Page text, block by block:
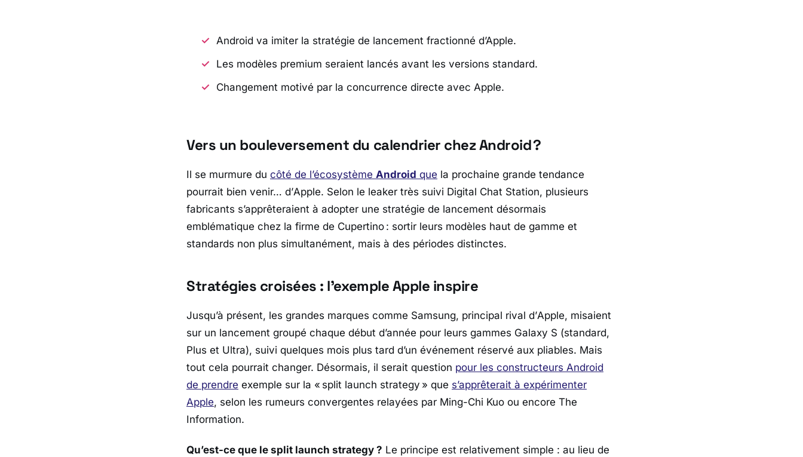
Android va imiter la stratégie de lancement fractionné d’Apple.
Les modèles premium seraient lancés avant les versions standard.
Changement motivé par la concurrence directe avec Apple.
Vers un bouleversement du calendrier chez Android ?
Il se murmure du côté de l’écosystème Android que la prochaine grande tendance
pourrait bien venir… d’Apple. Selon le leaker très suivi Digital Chat Station, plusieurs
fabricants s’apprêteraient à adopter une stratégie de lancement désormais
emblématique chez la firme de Cupertino : sortir leurs modèles haut de gamme et
standards non plus simultanément, mais à des périodes distinctes.
Stratégies croisées : l’exemple Apple inspire
Jusqu’à présent, les grandes marques comme Samsung, principal rival d’Apple, misaient
sur un lancement groupé chaque début d’année pour leurs gammes Galaxy S (standard,
Plus et Ultra), suivi quelques mois plus tard d’un événement réservé aux pliables. Mais
tout cela pourrait changer. Désormais, il serait question pour les constructeurs Android
de prendre exemple sur la « split launch strategy » que s’apprêterait à expérimenter
Apple, selon les rumeurs convergentes relayées par Ming-Chi Kuo ou encore The
Information.
Qu’est-ce que le split launch strategy ? Le principe est relativement simple : au lieu de